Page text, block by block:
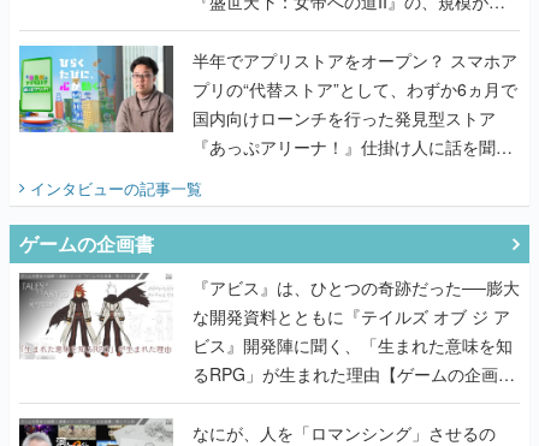
うこだわりをプロデューサーに聞いた
半年でアプリストアをオープン？ スマホア
プリの“代替ストア”として、わずか6ヵ月で
国内向けローンチを行った発見型ストア
『あっぷアリーナ！』仕掛け人に話を聞い
インタビューの記事一覧
ゲームの企画書
『アビス』は、ひとつの奇跡だった──膨大
な開発資料とともに『テイルズ オブ ジ ア
ビス』開発陣に聞く、「生まれた意味を知
るRPG」が生まれた理由【ゲームの企画
書】
なにが、人を「ロマンシング」させるの